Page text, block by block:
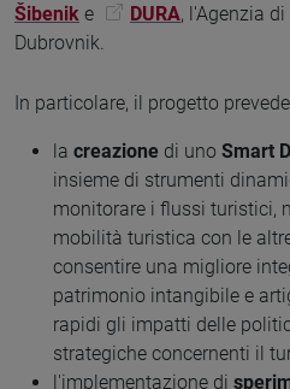
Šibenik e DURA, l'Agenzia
Dubrovnik.
In particolare, il progetto
la creazione di uno Smart
insieme di strumenti
monitorare i flussi turistici,
mobilità turistica con le
consentire una migliore
patrimonio intangibile e
rapidi gli impatti delle
strategiche concernenti il
l'implementazione di